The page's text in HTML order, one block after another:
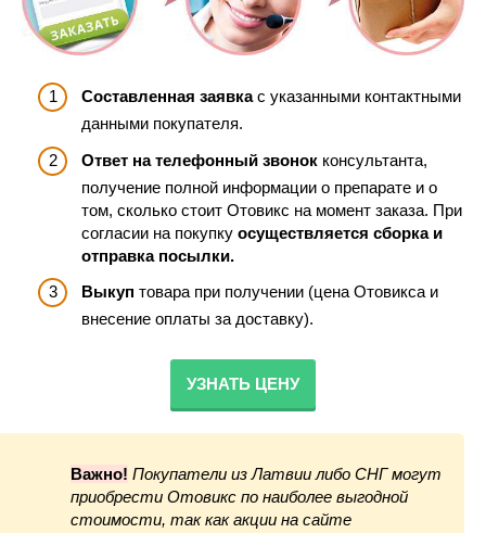
Составленная заявкас указанными контактными
данными покупателя.
Ответ на телефонный звонок консультанта,
получение полной информации о препарате и о
том, сколько стоит Отовикс на момент заказа. При
согласии на покупку осуществляется сборка и
отправка посылки.
Выкуп товара при получении (цена Отовикса и
внесение оплаты за доставку).
УЗНАТЬ ЦЕНУ
Важно! Покупатели из Латвии либо СНГ могут
приобрести Отовикс по наиболее выгодной
стоимости, так как акции на сайте